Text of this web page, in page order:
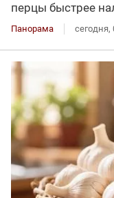
перцы быстрее
Панорама сегодня,